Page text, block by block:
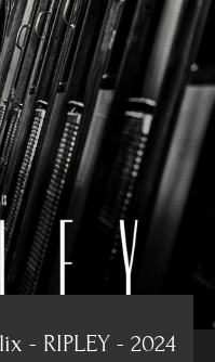
- RIPLEY - 2024